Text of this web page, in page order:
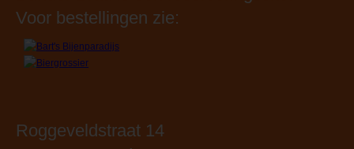
Tel: 043 3645365
Dinsdag: 09.00 - 18.00 uur